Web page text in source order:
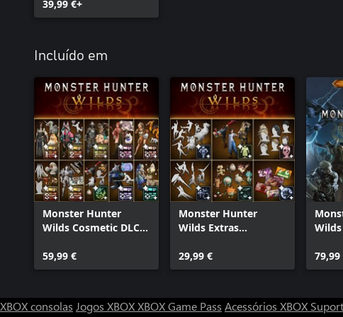
39,99 €+
Incluído em
Monster Hunter
Wilds Cosmetic DLC
59,99 €
Monster Hunter
Wilds Extras
29,99 €
79,99
XBOX consolas Jogos XBOXXBOX Game Pass Acessórios XBOX